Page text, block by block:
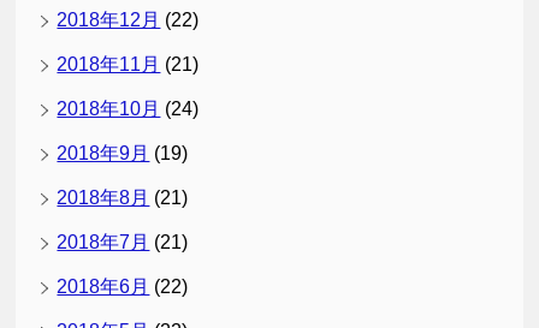
2018年12月 (22)
2018年11月 (21)
2018年10月 (24)
2018年9月 (19)
2018年8月 (21)
2018年7月 (21)
2018年6月 (22)